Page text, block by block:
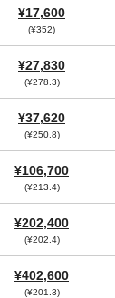
¥17,600
(¥352)
¥27,830
(¥278.3)
¥37,620
(¥250.8)
¥106,700
(¥213.4)
¥202,400
(¥202.4)
¥402,600
(¥201.3)